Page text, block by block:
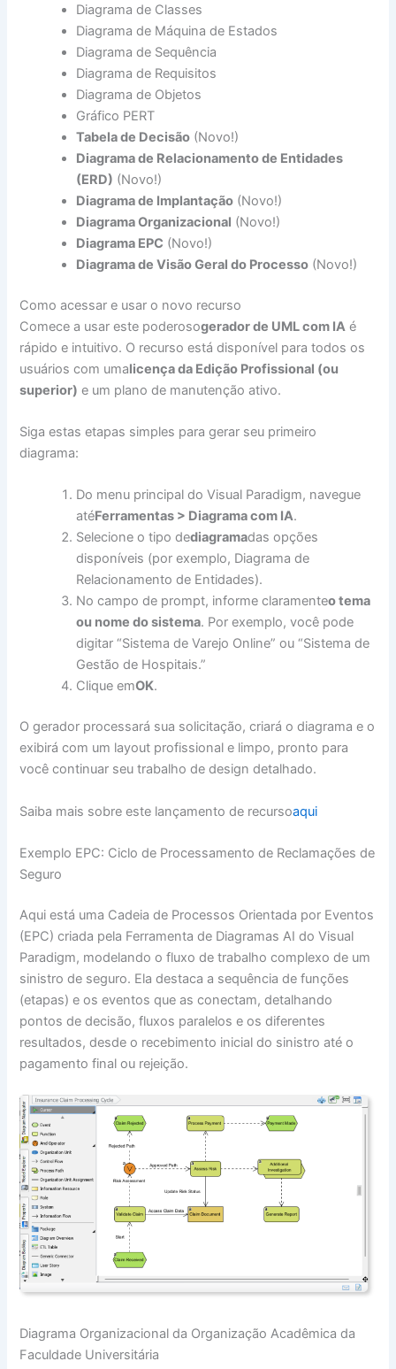
Diagrama de Classes
Diagrama de Máquina de Estados
Diagrama de Sequência
Diagrama de Requisitos
Diagrama de Objetos
Gráfico PERT
Tabela de Decisão (Novo!)
Diagrama de Relacionamento de Entidades
(ERD) (Novo!)
Diagrama de Implantação (Novo!)
Diagrama Organizacional (Novo!)
Diagrama EPC (Novo!)
Diagrama de Visão Geral do Processo (Novo!)
Como acessar e usar o novo recurso
Comece a usar este poderosogerador de UML com IA é
rápido e intuitivo. O recurso está disponível para todos os
usuários com umalicença da Edição Profissional (ou
superior) e um plano de manutenção ativo.
Siga estas etapas simples para gerar seu primeiro
diagrama:
Do menu principal do Visual Paradigm, navegue
atéFerramentas > Diagrama com IA.
Selecione o tipo dediagramadas opções
disponíveis (por exemplo, Diagrama de
Relacionamento de Entidades).
No campo de prompt, informe claramenteo tema
ou nome do sistema. Por exemplo, você pode
digitar “Sistema de Varejo Online” ou “Sistema de
Gestão de Hospitais.”
Clique emOK.
O gerador processará sua solicitação, criará o diagrama e o
exibirá com um layout profissional e limpo, pronto para
você continuar seu trabalho de design detalhado.
Saiba mais sobre este lançamento de recursoaqui
Exemplo EPC: Ciclo de Processamento de Reclamações de
Seguro
Aqui está uma Cadeia de Processos Orientada por Eventos
(EPC) criada pela Ferramenta de Diagramas AI do Visual
Paradigm, modelando o fluxo de trabalho complexo de um
sinistro de seguro. Ela destaca a sequência de funções
(etapas) e os eventos que as conectam, detalhando
pontos de decisão, fluxos paralelos e os diferentes
resultados, desde o recebimento inicial do sinistro até o
pagamento final ou rejeição.
Diagrama Organizacional da Organização Acadêmica da
Faculdade Universitária